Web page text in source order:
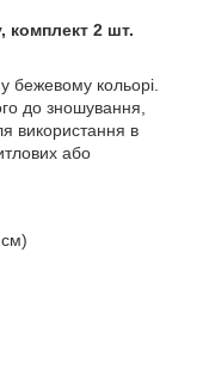
комплект 2 шт.
бежевому кольорі.
до зношування,
використання в
або